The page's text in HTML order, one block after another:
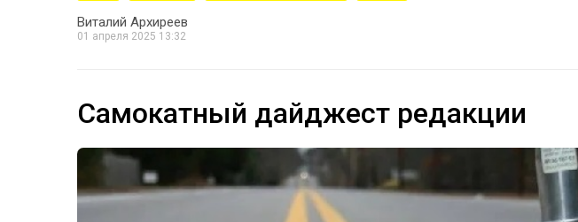
Виталий Архиреев
01 апреля 2025 13:32
Самокатный дайджест редакции